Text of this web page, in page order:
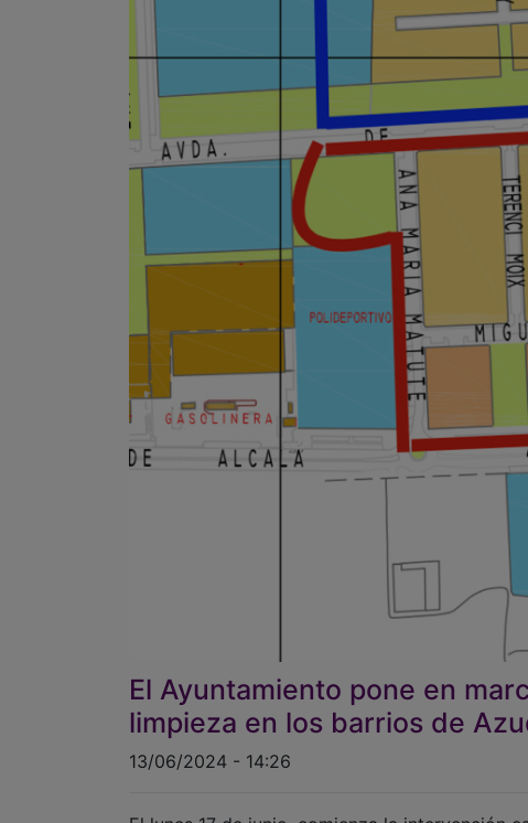
El Ayuntamiento pone en
limpieza en los barrios de
13/06/2024 - 14:26